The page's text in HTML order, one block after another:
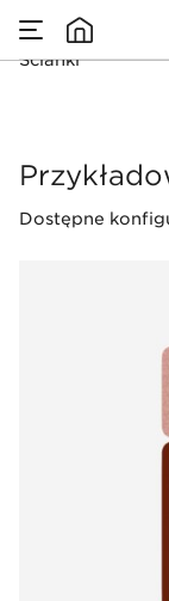
Ścianki
Ścianki
Dostępne